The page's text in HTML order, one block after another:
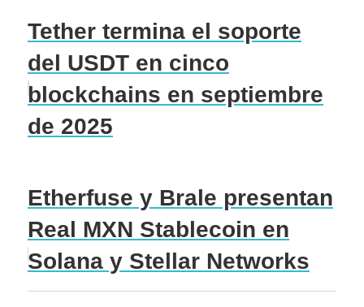
Tether termina el soporte
del USDT en cinco
blockchains en septiembre
de 2025
Etherfuse y Brale presentan
Real MXN Stablecoin en
Solana y Stellar Networks